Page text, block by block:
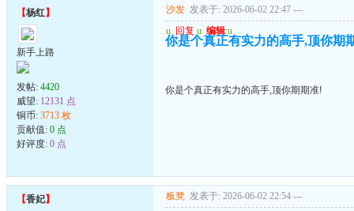
【杨红】
新手上路
发帖: 4420
威望: 12131 点
铜币: 3713 枚
贡献值: 0 点
好评度: 0 点
沙发 发表于: 2026-06-02 22:47 ---
u 回复 u 编辑 u
你是个真正有实力的高手,顶你期
你是个真正有实力的高手,顶你期期准!
【香妃】 板凳 发表于: 2026-06-02 22:54 ---